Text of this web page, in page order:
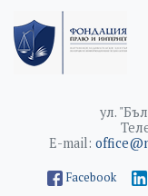
ул.
E-mail:
Facebook